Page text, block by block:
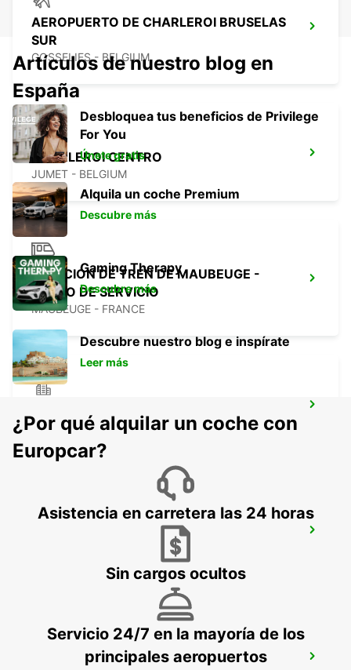
AEROPUERTO DE CHARLEROI BRUSELAS
SUR
GOSSELIES - BELGIUM
CHARLEROI CENTRO
JUMET - BELGIUM
ESTACIÓN DE TREN DE MAUBEUGE -
PUNTO DE SERVICIO
MAUBEUGE - FRANCE
MAUBEUGE - FRANCE
ESTACIÓN DE TREN DE VALENCIENNES -
VALENCIENNES - FRANCE
VALENCIENNES
Artículos de nuestro blog en
España
Desbloquea tus beneficios de Privilege
For You
Únete gratis
Alquila un coche Premium
Descubre más
Gaming Therapy
Descubre más
Descubre nuestro blog e inspírate
Leer más
¿Por qué alquilar un coche con
Europcar?
Asistencia en carretera las 24 horas
Sin cargos ocultos
Servicio 24/7 en la mayoría de los
principales aeropuertos